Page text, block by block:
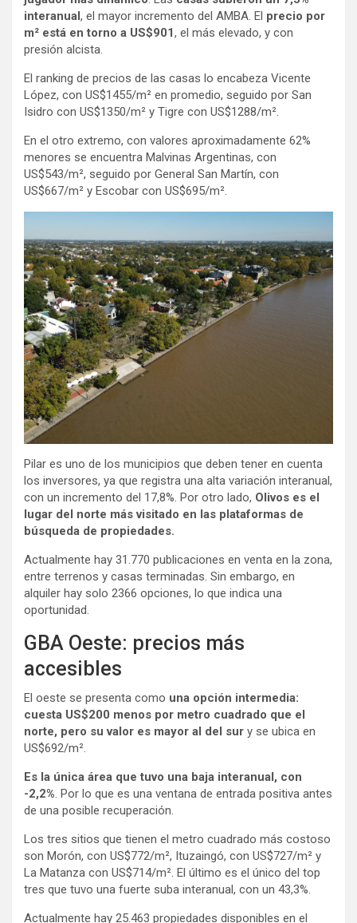
interanual, el mayor incremento del AMBA. El precio por
m² está en torno a US$901, el más elevado, y con
presión alcista.
El ranking de precios de las casas lo encabeza Vicente
López, con US$1455/m² en promedio, seguido por San
Isidro con US$1350/m² y Tigre con US$1288/m².
En el otro extremo, con valores aproximadamente 62%
menores se encuentra Malvinas Argentinas, con
US$543/m², seguido por General San Martín, con
US$667/m² y Escobar con US$695/m².
Pilar es uno de los municipios que deben tener en cuenta
los inversores, ya que registra una alta variación interanual,
con un incremento del 17,8%. Por otro lado, Olivos es el
lugar del norte más visitado en las plataformas de
búsqueda de propiedades.
Actualmente hay 31.770 publicaciones en venta en la zona,
entre terrenos y casas terminadas. Sin embargo, en
alquiler hay solo 2366 opciones, lo que indica una
oportunidad.
GBA Oeste: precios más
accesibles
El oeste se presenta como una opción intermedia:
cuesta US$200 menos por metro cuadrado que el
norte, pero su valor es mayor al del sur y se ubica en
US$692/m².
Es la única área que tuvo una baja interanual, con
-2,2% . Por lo que es una ventana de entrada positiva antes
de una posible recuperación.
Los tres sitios que tienen el metro cuadrado más costoso
son Morón, con US$772/m², Ituzaingó, con US$727/m² y
La Matanza con US$714/m². El último es el único del top
tres que tuvo una fuerte suba interanual, con un 43,3%.
Actualmente hay 25.463 propiedades disponibles en el